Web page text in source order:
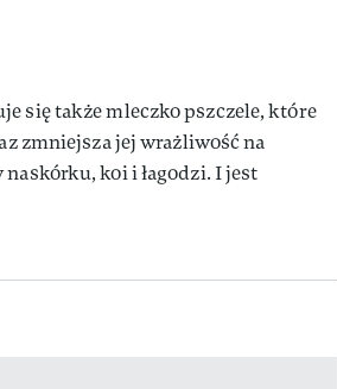
się także mleczko pszczele, które
zmniejsza jej wrażliwość na
koi i łagodzi. I jest